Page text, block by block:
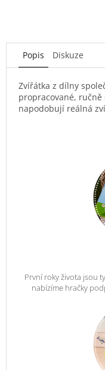
Popis Diskuze
Zvířátka z dílny
propracované, ručně
napodobují reálná
První roky života jsou
nabízíme hračky